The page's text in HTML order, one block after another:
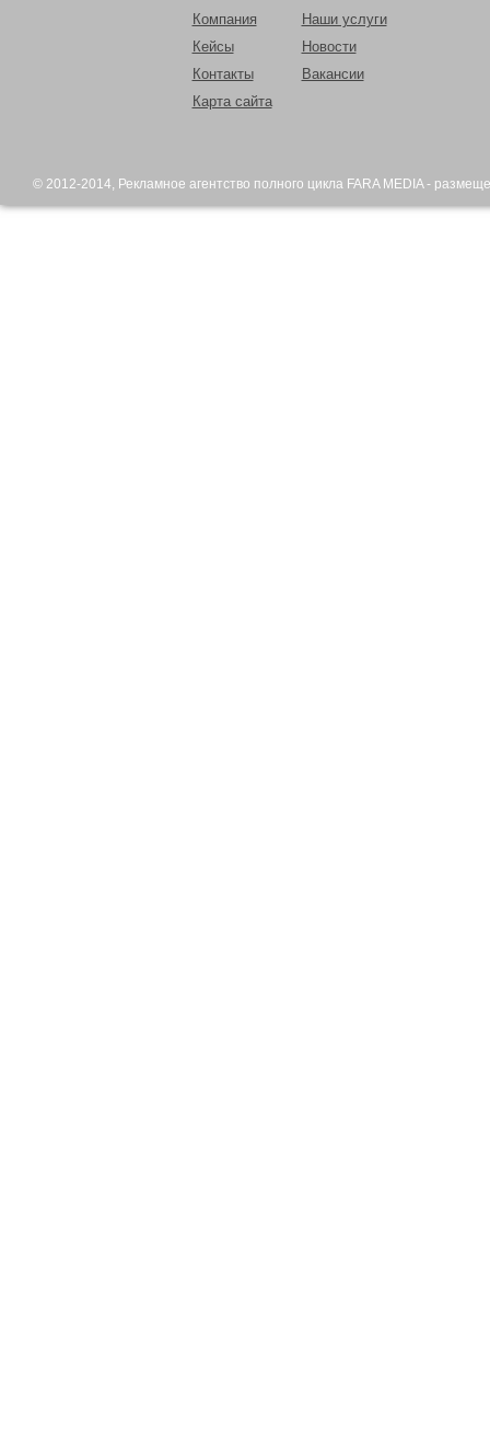
Компания
Наши услуги
Кейсы
Новости
Контакты
Вакансии
Карта сайта
© 2012-2014, Рекламное агентство полного цикла FARA MEDIA -